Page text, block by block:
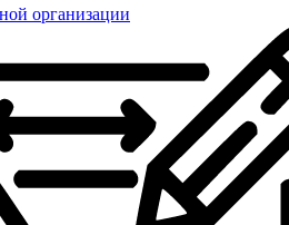
организации